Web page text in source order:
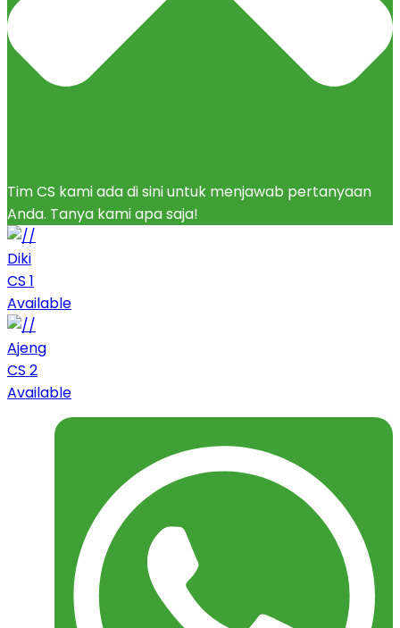
Tim CS kami ada di sini untuk menjawab pertanyaan
Anda. Tanya kami apa saja!
Diki
CS 1
Available
Ajeng
CS 2
Available